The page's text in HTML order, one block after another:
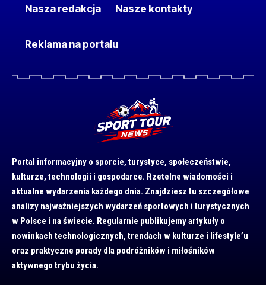
Nasza redakcja Nasze kontakty
Reklama na portalu
Portal informacyjny o sporcie, turystyce, społeczeństwie,
kulturze, technologii i gospodarce. Rzetelne wiadomości i
aktualne wydarzenia każdego dnia. Znajdziesz tu szczegółowe
analizy najważniejszych wydarzeń sportowych i turystycznych
w Polsce i na świecie. Regularnie publikujemy artykuły o
nowinkach technologicznych, trendach w kulturze i lifestyle’u
oraz praktyczne porady dla podróżników i miłośników
aktywnego trybu życia.